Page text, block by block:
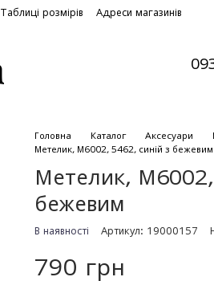
Таблиці розмірів Адреси магазинів
Головна Каталог Аксесуари
Метелик, М6002, 5462, синій з бежевим
Метелик, М6002,
бежевим
В наявності Артикул: 19000157
790 грн